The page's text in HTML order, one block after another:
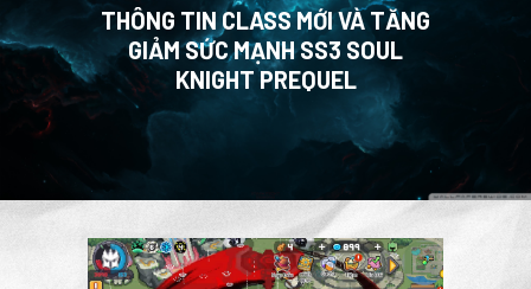
THÔNG TIN CLASS MỚI VÀ TĂNG
GIẢM SỨC MẠNH SS3 SOUL
KNIGHT PREQUEL